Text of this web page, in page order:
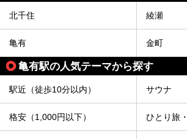
北千住 綾瀬
亀有 金町
亀有駅の人気テーマから探す
駅近（徒歩10分以内） サウナ
格安（1,000円以下） ひとり旅